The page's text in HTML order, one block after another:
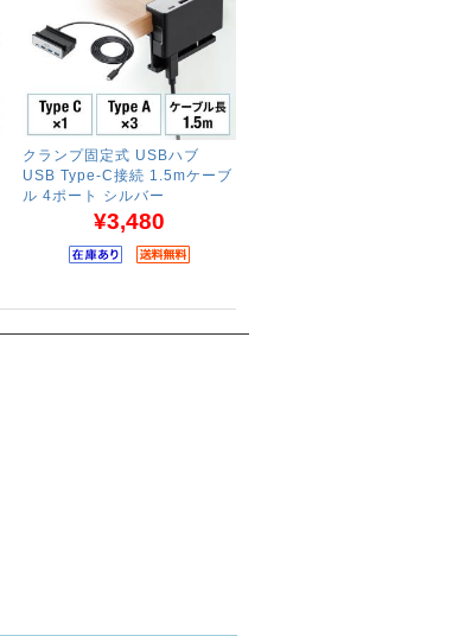
クランプ固定式 USBハブ
USB Type-C接続 1.5mケーブ
ル 4ポート シルバー
¥3,480